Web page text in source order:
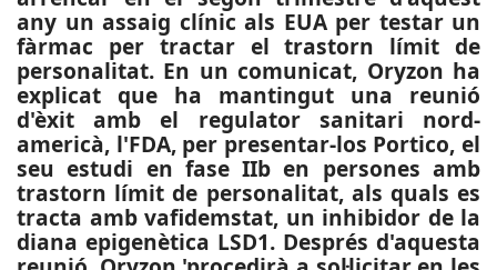
any un assaig clínic als EUA per testar un
fàrmac per tractar el trastorn límit de
personalitat. En un comunicat, Oryzon ha
explicat que ha mantingut una reunió
d'èxit amb el regulator sanitari nord-
americà, l'FDA, per presentar-los Portico, el
seu estudi en fase IIb en persones amb
trastorn límit de personalitat, als quals es
tracta amb vafidemstat, un inhibidor de la
diana epigenètica LSD1. Després d'aquesta